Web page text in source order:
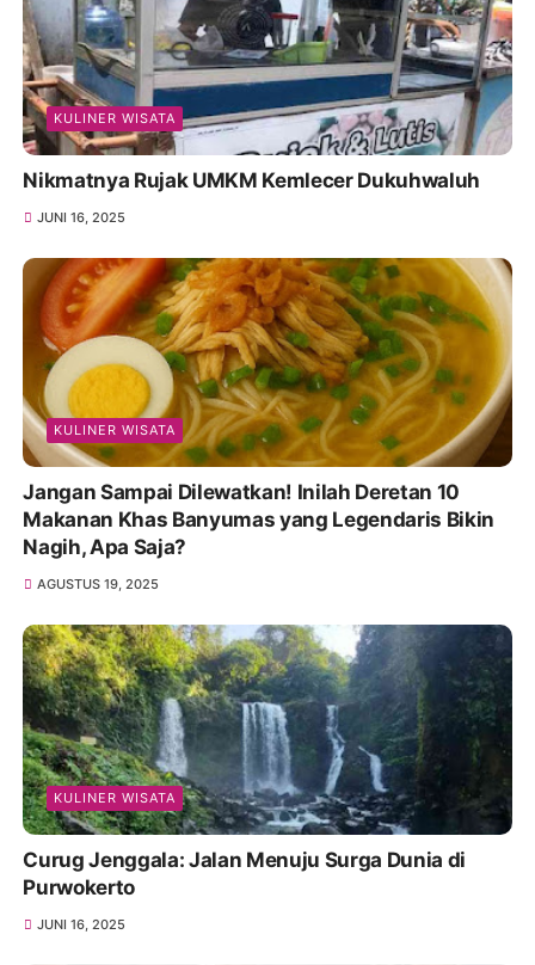
KULINER WISATA
Nikmatnya Rujak UMKM Kemlecer Dukuhwaluh
JUNI 16, 2025
KULINER WISATA
Jangan Sampai Dilewatkan! Inilah Deretan 10
Makanan Khas Banyumas yang Legendaris Bikin
Nagih, Apa Saja?
AGUSTUS 19, 2025
KULINER WISATA
Curug Jenggala: Jalan Menuju Surga Dunia di
Purwokerto
JUNI 16, 2025